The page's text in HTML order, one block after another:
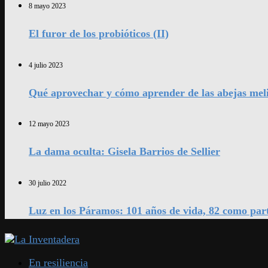
8 mayo 2023
El furor de los probióticos (II)
4 julio 2023
Qué aprovechar y cómo aprender de las abejas
12 mayo 2023
La dama oculta: Gisela Barrios de Sellier
30 julio 2022
Luz en los Páramos: 101 años de vida, 82 como
En resiliencia